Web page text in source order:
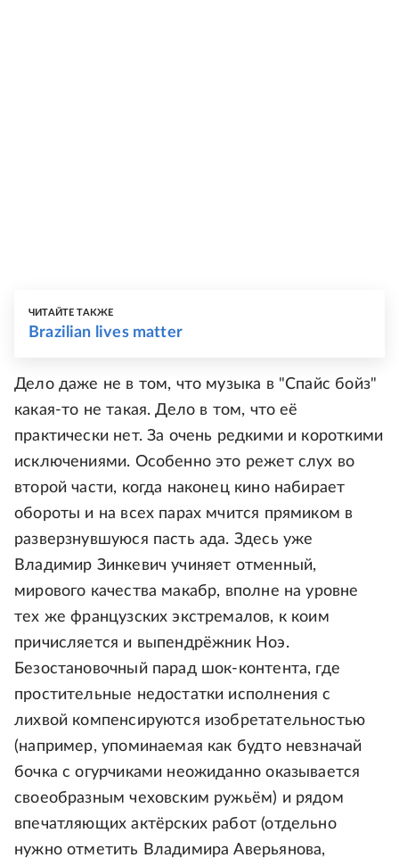
ЧИТАЙТЕ ТАКЖЕ
Brazilian lives matter
Дело даже не в том, что музыка в "Спайс бойз"
какая-то не такая. Дело в том, что её
практически нет. За очень редкими и короткими
исключениями. Особенно это режет слух во
второй части, когда наконец кино набирает
обороты и на всех парах мчится прямиком в
разверзнувшуюся пасть ада. Здесь уже
Владимир Зинкевич учиняет отменный,
мирового качества макабр, вполне на уровне
тех же французских экстремалов, к коим
причисляется и выпендрёжник Ноэ.
Безостановочный парад шок-контента, где
простительные недостатки исполнения с
лихвой компенсируются изобретательностью
(например, упоминаемая как будто невзначай
бочка с огурчиками неожиданно оказывается
своеобразным чеховским ружьём) и рядом
впечатляющих актёрских работ (отдельно
нужно отметить Владимира Аверьянова,